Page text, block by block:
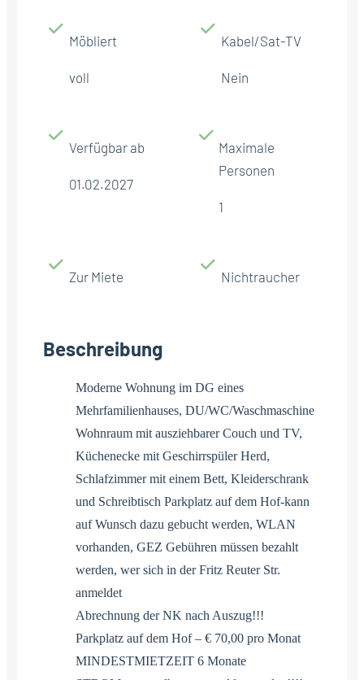
Möbliert
voll
Kabel/Sat-TV
Nein
Verfügbar ab
01.02.2027
Maximale
Personen
1
Zur Miete Nichtraucher
Beschreibung
Moderne Wohnung im DG eines
Mehrfamilienhauses, DU/WC/Waschmaschine
Wohnraum mit ausziehbarer Couch und TV,
Küchenecke mit Geschirrspüler Herd,
Schlafzimmer mit einem Bett, Kleiderschrank
und Schreibtisch Parkplatz auf dem Hof-kann
auf Wunsch dazu gebucht werden, WLAN
vorhanden, GEZ Gebühren müssen bezahlt
werden, wer sich in der Fritz Reuter Str.
anmeldet
Abrechnung der NK nach Auszug!!!
Parkplatz auf dem Hof – € 70,00 pro Monat
MINDESTMIETZEIT 6 Monate